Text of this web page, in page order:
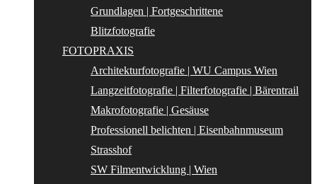
Grundlagen | Fortgeschrittene
Blitzfotografie
FOTOPRAXIS
Architekturfotografie | WU Campus Wien
Langzeitfotografie | Filterfotografie | Bärentrail
Makrofotografie | Gesäuse
Professionell belichten | Eisenbahnmuseum
Strasshof
SW Filmentwicklung | Wien